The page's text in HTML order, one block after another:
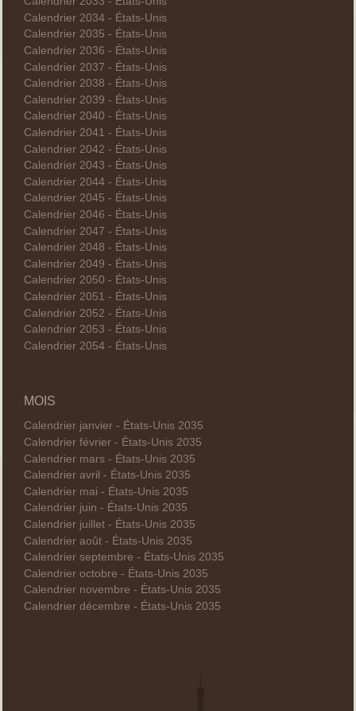
Calendrier 2034 - États-Unis
Calendrier 2035 - États-Unis
Calendrier 2036 - États-Unis
Calendrier 2037 - États-Unis
Calendrier 2038 - États-Unis
Calendrier 2039 - États-Unis
Calendrier 2040 - États-Unis
Calendrier 2041 - États-Unis
Calendrier 2042 - États-Unis
Calendrier 2043 - États-Unis
Calendrier 2044 - États-Unis
Calendrier 2045 - États-Unis
Calendrier 2046 - États-Unis
Calendrier 2047 - États-Unis
Calendrier 2048 - États-Unis
Calendrier 2049 - États-Unis
Calendrier 2050 - États-Unis
Calendrier 2051 - États-Unis
Calendrier 2052 - États-Unis
Calendrier 2053 - États-Unis
Calendrier 2054 - États-Unis
MOIS
Calendrier janvier - États-Unis 2035
Calendrier février - États-Unis 2035
Calendrier mars - États-Unis 2035
Calendrier avril - États-Unis 2035
Calendrier mai - États-Unis 2035
Calendrier juin - États-Unis 2035
Calendrier juillet - États-Unis 2035
Calendrier août - États-Unis 2035
Calendrier septembre - États-Unis 2035
Calendrier octobre - États-Unis 2035
Calendrier novembre - États-Unis 2035
Calendrier décembre - États-Unis 2035